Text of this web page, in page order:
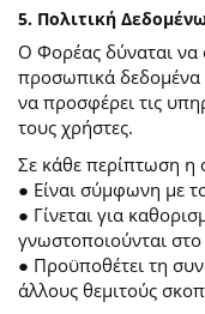
5. Πολιτική
Ο Φορέας δύναται να
προσωπικά δεδομένα
να προσφέρει τις
τους χρήστες.
Σε κάθε περίπτωση η
● Είναι σύμφωνη με
● Γίνεται για
γνωστοποιούνται
● Προϋποθέτει τη
άλλους θεμιτούς